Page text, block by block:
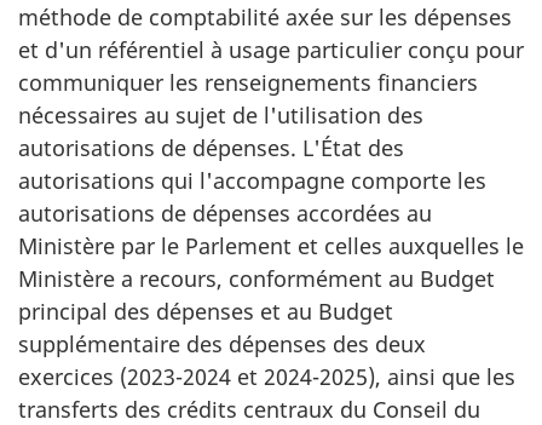
méthode de comptabilité axée sur les dépenses
et d'un référentiel à usage particulier conçu pour
communiquer les renseignements financiers
nécessaires au sujet de l'utilisation des
autorisations de dépenses. L'État des
autorisations qui l'accompagne comporte les
autorisations de dépenses accordées au
Ministère par le Parlement et celles auxquelles le
Ministère a recours, conformément au Budget
principal des dépenses et au Budget
supplémentaire des dépenses des deux
exercices (2023-2024 et 2024-2025), ainsi que les
transferts des crédits centraux du Conseil du